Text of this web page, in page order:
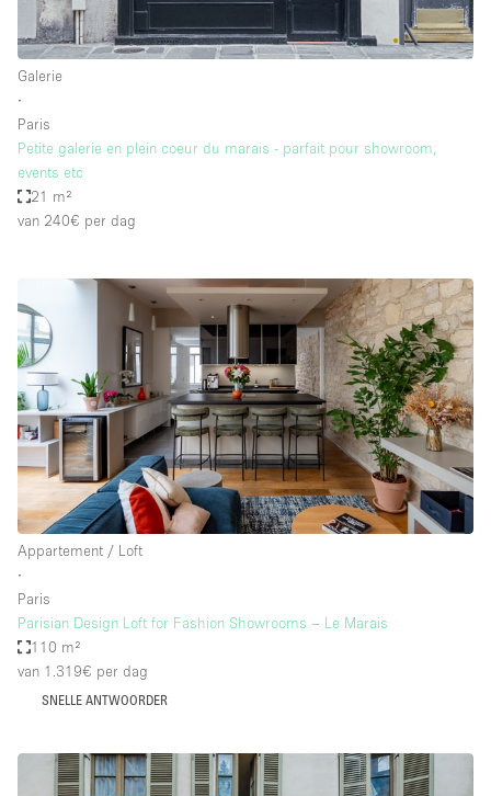
Galerie
∙
Paris
Petite galerie en plein coeur du marais - parfait pour showroom,
events etc
21 m²
van 240€ per dag
Appartement / Loft
∙
Paris
Parisian Design Loft for Fashion Showrooms – Le Marais
110 m²
van 1.319€ per dag
SNELLE ANTWOORDER